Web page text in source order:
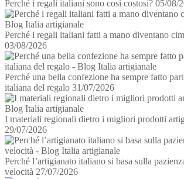
Perché i regali italiani sono così costosi? 05/08/
Perché i regali italiani fatti a mano diventano
03/08/2026
Perché una bella confezione ha sempre fatto
italiana del regalo 31/07/2026
I materiali regionali dietro i migliori prodotti
29/07/2026
Perché l’artigianato italiano si basa sulla
velocità 27/07/2026